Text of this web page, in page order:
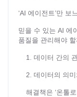
‘AI 에이전트’만
믿을 수 있는 AI 에
품질을 관리해야
1. 데이터 간의
2. 데이터의 의
해결책은 ‘온톨로